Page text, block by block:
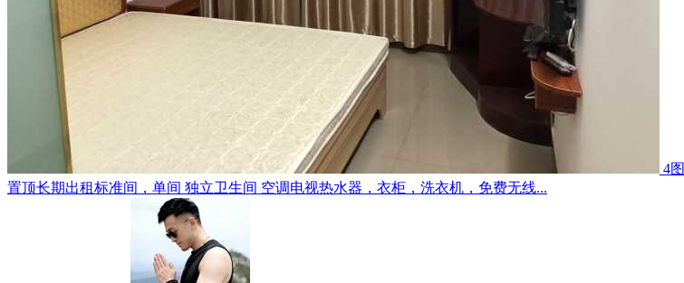
4图
置顶长期出租标准间，单间 独立卫生间 空调电视热水器，衣柜，洗衣机，免费无线...